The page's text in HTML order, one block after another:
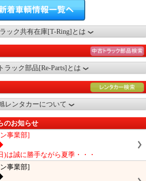
ック共有在庫[T-Ring]とは
ラック部品[Re-Parts]とは
レンタカーについて
のお知らせ
事業部]
)は誠に勝手ながら夏季・・・
事業部]